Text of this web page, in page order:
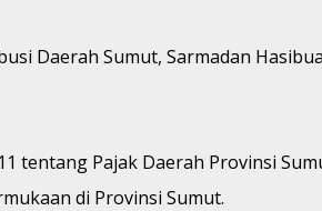
Daerah Sumut, Sarmadan
tentang Pajak Daerah Provinsi
di Provinsi Sumut.